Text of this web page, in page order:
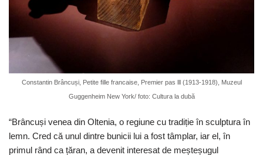
Constantin Brâncuși, Petite fille francaise, Premier pas lll (1913-1918), Muzeul
Guggenheim New York/ foto: Cultura la dubă
“Brâncuși venea din Oltenia, o regiune cu tradiție în sculptura în
lemn. Cred că unul dintre bunicii lui a fost tâmplar, iar el, în
primul rând ca țăran, a devenit interesat de meșteșugul